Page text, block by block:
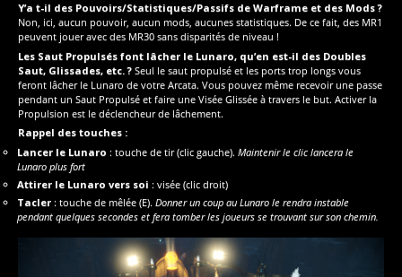
Y’a t-il des Pouvoirs/Statistiques/Passifs de Warframe et des Mods ?
Non, ici, aucun pouvoir, aucun mods, aucunes statistiques. De ce fait, des MR1
peuvent jouer avec des MR30 sans disparités de niveau !
Les Saut Propulsés font lâcher le Lunaro, qu’en est-il des Doubles
Saut, Glissades, etc. ? Seul le saut propulsé et les ports trop longs vous
feront lâcher le Lunaro de votre Arcata. Vous pouvez même recevoir une passe
pendant un Saut Propulsé et faire une Visée Glissée à travers le but. Activer la
Propulsion est le déclencheur de lâchement.
Rappel des touches :
Lancer le Lunaro : touche de tir (clic gauche).Maintenir le clic lancera le
Lunaro plus fort
Attirer le Lunaro vers soi : visée (clic droit)
Tacler: touche de mêlée (E).Donner un coup au Lunaro le rendra instable
pendant quelques secondes et fera tomber les joueurs se trouvant sur son chemin.